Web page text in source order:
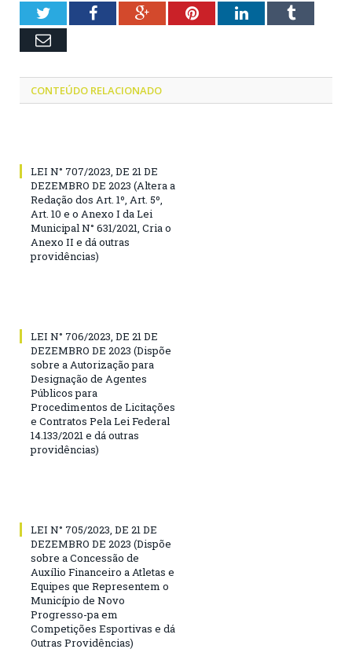
TwitterFacebookGoogle+PinterestLinkedInTumblr
Email
CONTEÚDO RELACIONADO
LEI N° 707/2023, DE 21 DE
DEZEMBRO DE 2023 (Altera a
Redação dos Art. 1º, Art. 5º,
Art. 10 e o Anexo I da Lei
Municipal N° 631/2021, Cria o
Anexo II e dá outras
providências)
LEI N° 706/2023, DE 21 DE
DEZEMBRO DE 2023 (Dispõe
sobre a Autorização para
Designação de Agentes
Públicos para
Procedimentos de Licitações
e Contratos Pela Lei Federal
14.133/2021 e dá outras
providências)
LEI N° 705/2023, DE 21 DE
DEZEMBRO DE 2023 (Dispõe
sobre a Concessão de
Auxílio Financeiro a Atletas e
Equipes que Representem o
Município de Novo
Progresso-pa em
Competições Esportivas e dá
Outras Providências)